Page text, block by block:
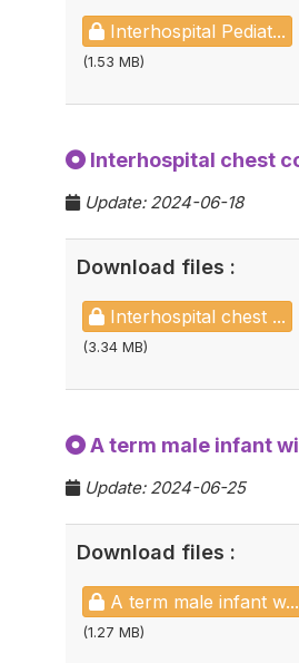
Interhospital Pediat...
(1.53 MB)
Interhospital chest
Update: 2024-06-18
Download files :
Interhospital chest ...
(3.34 MB)
A term male infant
Update: 2024-06-25
Download files :
A term male infant w...
(1.27 MB)